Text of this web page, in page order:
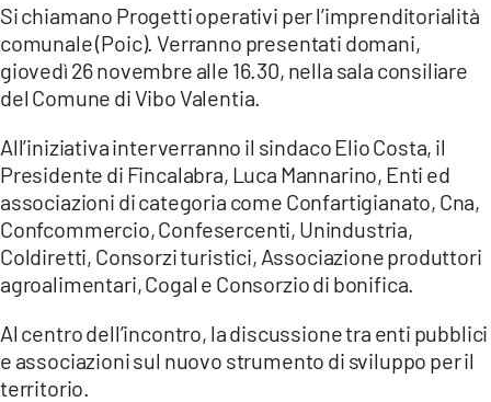
LACPLAY.IT
LACTV.IT
LACITYMAG.IT
ILREGGINO.IT
COSENZACHANNEL.IT
CATANZAROCHANNEL.IT
Si chiamano Progetti operativi per l’imprenditorialità
comunale (Poic). Verranno presentati domani,
giovedì 26 novembre alle 16.30, nella sala consiliare
del Comune di Vibo Valentia.
All’iniziativa interverranno il sindaco Elio Costa, il
Presidente di Fincalabra, Luca Mannarino, Enti ed
associazioni di categoria come Confartigianato, Cna,
Confcommercio, Confesercenti, Unindustria,
Coldiretti, Consorzi turistici, Associazione produttori
agroalimentari, Cogal e Consorzio di bonifica.
Al centro dell’incontro, la discussione tra enti pubblici
e associazioni sul nuovo strumento di sviluppo per il
territorio.